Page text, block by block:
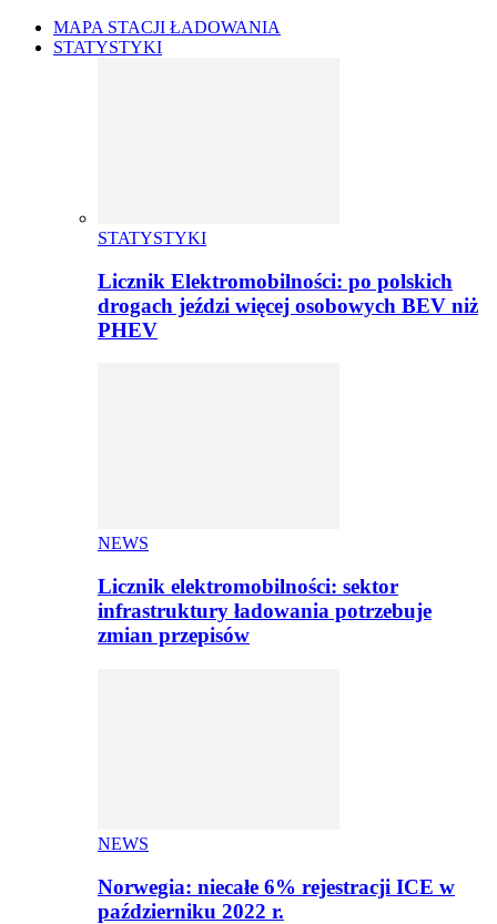
MAPA STACJI ŁADOWANIA
STATYSTYKI
STATYSTYKI
Licznik Elektromobilności: po polskich
drogach jeździ więcej osobowych BEV niż
PHEV
NEWS
Licznik elektromobilności: sektor
infrastruktury ładowania potrzebuje
zmian przepisów
NEWS
Norwegia: niecałe 6% rejestracji ICE w
październiku 2022 r.